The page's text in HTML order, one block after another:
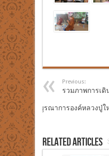
Previous:
รวมภาพการเดิ
บูรณาการองค์หลวงปู่
Related Articles